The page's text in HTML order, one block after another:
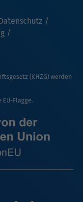
(KHZG) werden
Flagge.